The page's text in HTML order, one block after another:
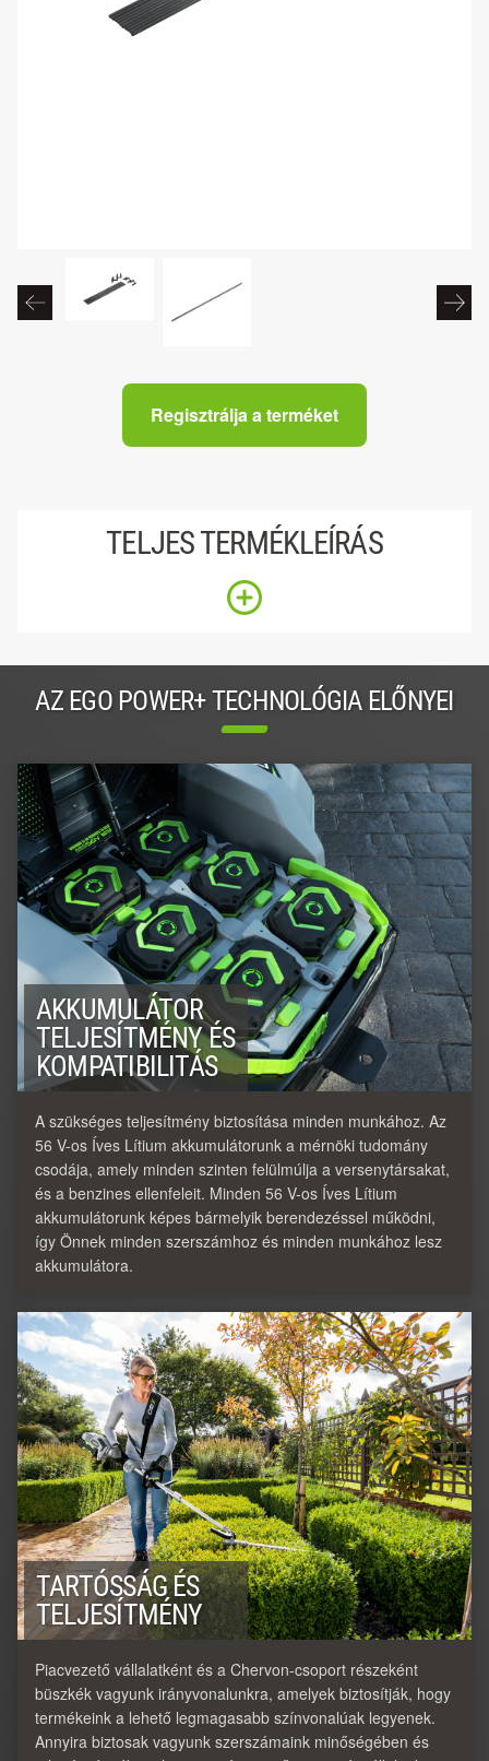
Regisztrálja a terméket
TELJES TERMÉKLEÍRÁS
AZ EGO POWER+ TECHNOLÓGIA ELŐNYEI
AKKUMULÁTOR
TELJESÍTMÉNY ÉS
KOMPATIBILITÁS
A szükséges teljesítmény biztosítása minden munkához. Az
56 V-os Íves Lítium akkumulátorunk a mérnöki tudomány
csodája, amely minden szinten felülmúlja a versenytársakat,
és a benzines ellenfeleit. Minden 56 V-os Íves Lítium
akkumulátorunk képes bármelyik berendezéssel működni,
így Önnek minden szerszámhoz és minden munkához lesz
akkumulátora.
TARTÓSSÁG ÉS
TELJESÍTMÉNY
Piacvezető vállalatként és a Chervon-csoport részeként
büszkék vagyunk irányvonalunkra, amelyek biztosítják, hogy
termékeink a lehető legmagasabb színvonalúak legyenek.
Annyira biztosak vagyunk szerszámaink minőségében és